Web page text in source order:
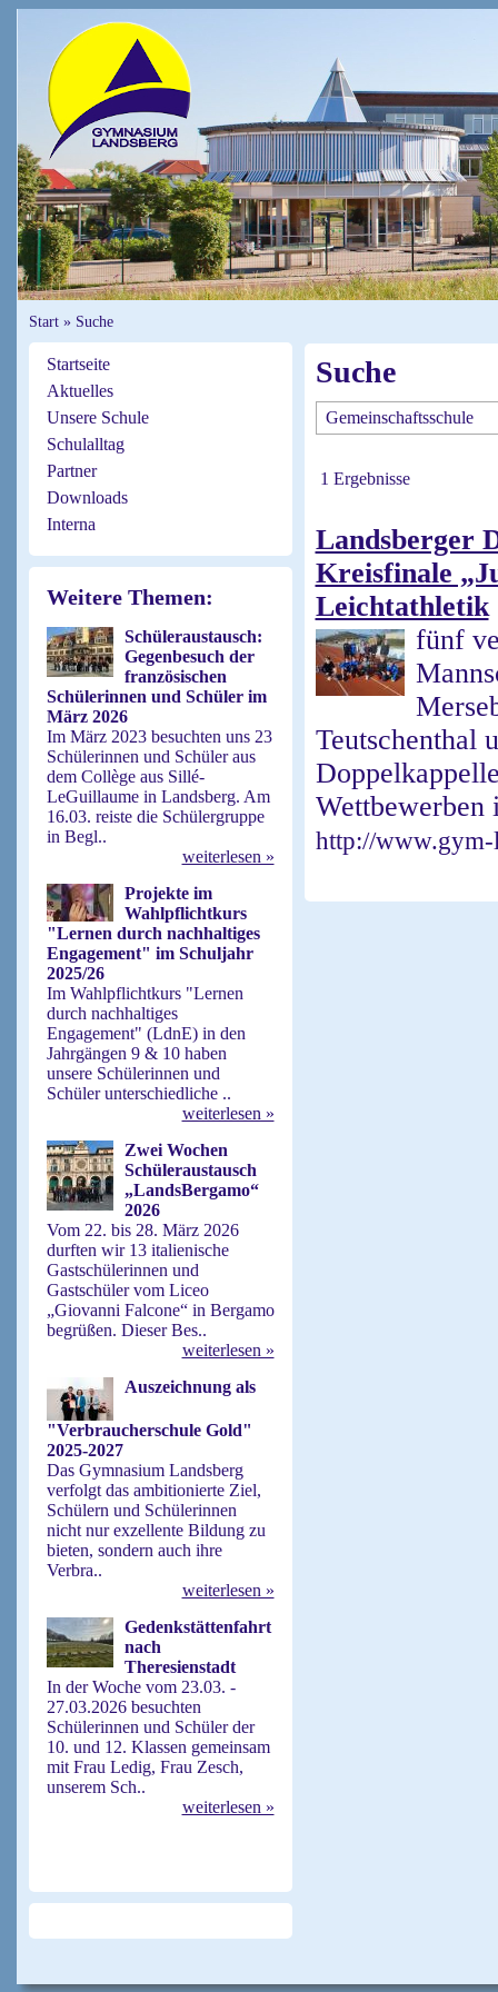
Start» Suche
Startseite
Aktuelles
Unsere Schule
Schulalltag
Partner
Downloads
Interna
Weitere Themen:
Schüleraustausch:
Gegenbesuch der
französischen
Schülerinnen und Schüler im
März 2026
Im März 2023 besuchten uns 23
Schülerinnen und Schüler aus
dem Collège aus Sillé-
LeGuillaume in Landsberg. Am
16.03. reiste die Schülergruppe
in Begl..
weiterlesen »
Projekte im
Wahlpflichtkurs
"Lernen durch nachhaltiges
Engagement" im Schuljahr
2025/26
Im Wahlpflichtkurs "Lernen
durch nachhaltiges
Engagement" (LdnE) in den
Jahrgängen 9 & 10 haben
unsere Schülerinnen und
Schüler unterschiedliche ..
weiterlesen »
Zwei Wochen
Schüleraustausch
„LandsBergamo“
2026
Vom 22. bis 28. März 2026
durften wir 13 italienische
Gastschülerinnen und
Gastschüler vom Liceo
„Giovanni Falcone“ in Bergamo
begrüßen. Dieser Bes..
weiterlesen »
Auszeichnung als
"Verbraucherschule Gold"
2025-2027
Das Gymnasium Landsberg
verfolgt das ambitionierte Ziel,
Schülern und Schülerinnen
nicht nur exzellente Bildung zu
bieten, sondern auch ihre
Verbra..
weiterlesen »
Gedenkstättenfahrt
nach
Theresienstadt
In der Woche vom 23.03. -
27.03.2026 besuchten
Schülerinnen und Schüler der
10. und 12. Klassen gemeinsam
mit Frau Ledig, Frau Zesch,
unserem Sch..
weiterlesen »
Suche
1 Ergebnisse
Landsberger
Kreisfinale
Leichtathletik
fünf
Teutschenthal
http://www.gym-